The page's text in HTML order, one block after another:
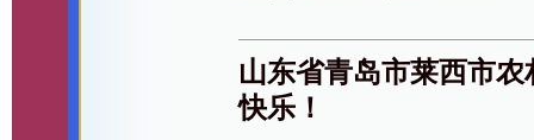
山东省青岛市莱西市
快乐！